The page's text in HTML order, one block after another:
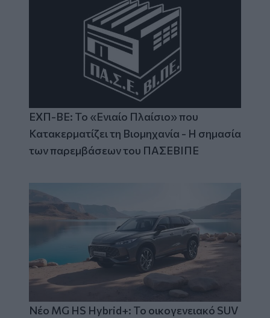
ΕΧΠ-ΒΕ: Το «Ενιαίο Πλαίσιο» που
Κατακερματίζει τη Βιομηχανία - Η σημασία
των παρεμβάσεων του ΠΑΣΕΒΙΠΕ
Νέο MG HS Hybrid+: Το οικογενειακό SUV